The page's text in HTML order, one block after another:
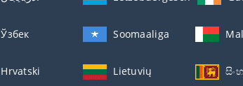
Ўзбек Soomaaliga
Hrvatski Lietuvių